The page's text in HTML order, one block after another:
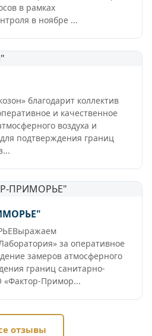
в рамках
в ноябре ...
благодарит коллектив
и качественное
воздуха и
подтверждения границ
за оперативное
замеров атмосферного
границ санитарно-
Примор...
отзывы